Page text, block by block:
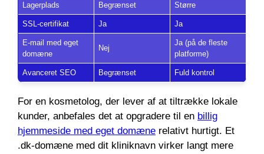
Lagerplads Begrænset Større
SSL-certifikat Ja Ja
E-mail med eget
domæne
Nej
Ja (på de fleste
platforme)
Avanceret SEO Begrænset Fuld kontrol
For en kosmetolog, der lever af at tiltrække lokale
kunder, anbefales det at opgradere til en billig
hjemmeside med eget domæne relativt hurtigt. Et
.dk-domæne med dit kliniknavn virker langt mere